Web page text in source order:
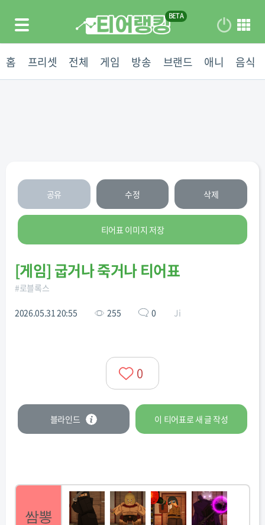
홈 프리셋 전체 게임 방송 브랜드 애니 음식
공유 수정 삭제
티어표 이미지 저장
[게임] 굽거나 죽거나 티어표
#로블록스
2026.05.31 20:55 255 0 Ji
0
블라인드 이 티어표로 새 글 작성
쌈뽕